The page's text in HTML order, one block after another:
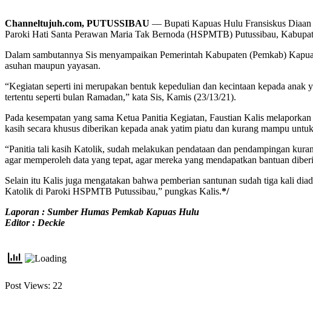
Channeltujuh.com, PUTUSSIBAU — Bupati Kapuas Hulu Fransiskus Diaan
Paroki Hati Santa Perawan Maria Tak Bernoda (HSPMTB) Putussibau,
Dalam sambutannya Sis menyampaikan Pemerintah Kabupaten (Pemkab)
asuhan maupun yayasan.
“Kegiatan seperti ini merupakan bentuk kepedulian dan kecintaan kepada
tertentu seperti bulan Ramadan,” kata Sis, Kamis (23/13/21).
Pada kesempatan yang sama Ketua Panitia Kegiatan, Faustian Kalis
kasih secara khusus diberikan kepada anak yatim piatu dan kurang mampu
“Panitia tali kasih Katolik, sudah melakukan pendataan dan pendampingan
agar memperoleh data yang tepat, agar mereka yang mendapatkan bantuan
Selain itu Kalis juga mengatakan bahwa pemberian santunan sudah tiga kali
Katolik di Paroki HSPMTB Putussibau,” pungkas Kalis.*/
Laporan : Sumber Humas Pemkab Kapuas Hulu
Editor : Deckie
Post Views: 22